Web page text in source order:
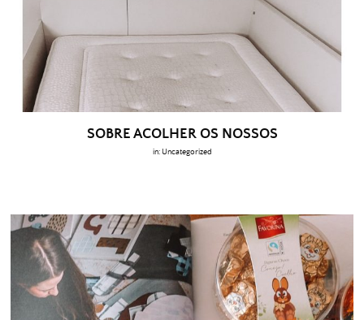
SOBRE ACOLHER OS NOSSOS
in: Uncategorized